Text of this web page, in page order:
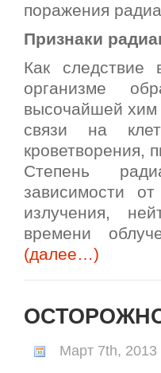
поражения
Признаки
Как следствие
организме
высочайшей
связи на
кроветворения,
Степень
зависимости
излучения,
времени
(далее…)
Март 7th, 2013